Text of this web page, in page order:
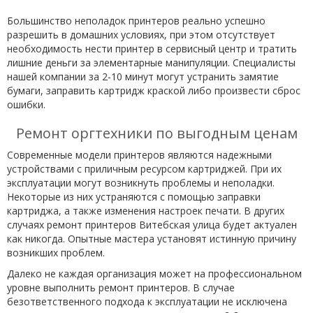
Большинство неполадок принтеров реально успешно
разрешить в домашних условиях, при этом отсутствует
необходимость нести принтер в сервисный центр и тратить
лишние деньги за элементарные манипуляции. Специалисты
нашей компании за 2-10 минут могут устранить замятие
бумаги, заправить картридж краской либо произвести сброс
ошибки.
Ремонт оргтехники по выгодным ценам
Современные модели принтеров являются надежными
устройствами с приличным ресурсом картриджей. При их
эксплуатации могут возникнуть проблемы и неполадки.
Некоторые из них устраняются с помощью заправки
картриджа, а также изменения настроек печати. В других
случаях ремонт принтеров Витебская улица будет актуален
как никогда. Опытные мастера установят истинную причину
возникших проблем.
Далеко не каждая организация может на профессиональном
уровне выполнить ремонт принтеров. В случае
безответственного подхода к эксплуатации не исключена